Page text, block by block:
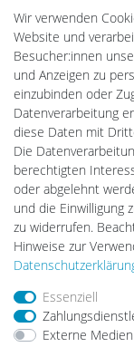
PlentiSolar
Gebrauchtlicht
Ledkauf
DEYESOLAR
Lightech
CardanLight
FORTIMO
LED-
Wallbox24
Impressum
Wir verwenden
Website und
Besucher:innen
und Anzeigen zu
einzubinden oder
Datenverarbeitung
diese Daten mit
Die
berechtigten
oder abgelehnt
und die Einwilligung
zu widerrufen.
Hinweise zur
Essenziell
Externe Medien